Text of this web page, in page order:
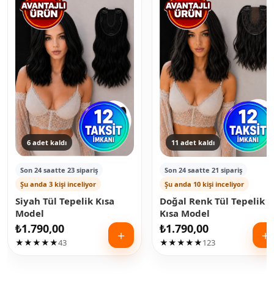
6 adet kaldı
Son 24 saatte 23 sipariş
Şu anda 3 kişi inceliyor
Siyah Tül Tepelik Kısa
Model
₺1.790,00
★★★★★43 ＋
11 adet kaldı
Son 24 saatte 21 sipariş
Şu anda 10 kişi inceliyor
Doğal Renk Tül Tepelik
Kısa Model
₺1.790,00
★★★★★123 ＋